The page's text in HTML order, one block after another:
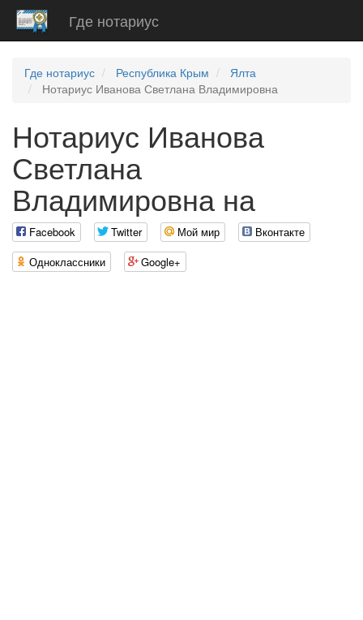
Где нотариус
Где нотариус Республика Крым
Ялта
Нотариус Иванова Светлана Владимировна
Нотариус Иванова
Светлана
Владимировна на
Facebook Twitter Мой мир
Вконтакте
Одноклассники
Google+